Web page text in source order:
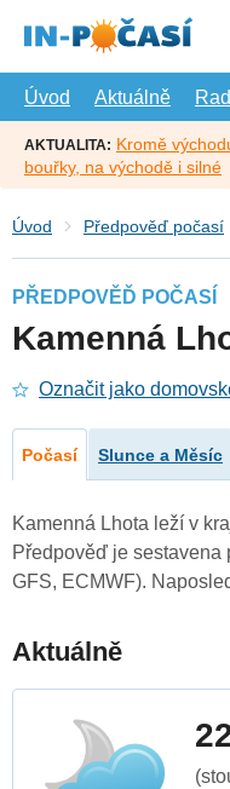
hlavní
Úvod
Aktuálně
AKTUALITA: Kromě
bouřky, na východě i silné
Úvod Předpověď počasí
PŘEDPOVĚĎ POČASÍ
Kamenná
Označit jako
Počasí Slunce a Měsíc
Kamenná Lhota leží v
Předpověď je sestavena
GFS, ECMWF).
Aktuálně